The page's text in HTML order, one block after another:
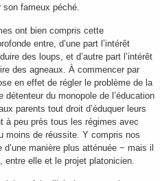
son fameux péché.
ont bien compris cette
entre, d’une part l’intérêt
des loups, et d’autre part l’intérêt
des agneaux. À commencer par
en effet de régler le problème de la
détenteur du monopole de l’éducation
parents tout droit d’éduquer leurs
à peu près tous les régimes avec
moins de réussite. Y compris nos
manière plus atténuée − mais il
entre elle et le projet platonicien.